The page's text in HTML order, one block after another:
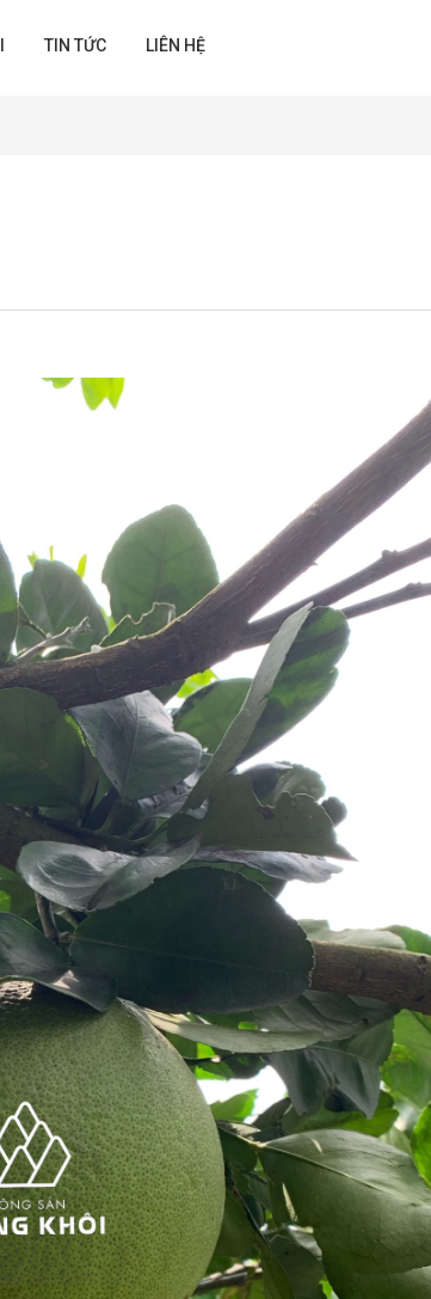
TIN TỨC LIÊN HỆ